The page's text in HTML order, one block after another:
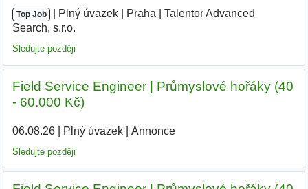
Top Job Plný úvazek Praha
Talentor Advanced
Search, s.r.o.
Sledujte později
Field Service Engineer | Průmyslové hořáky (40
- 60.000 Kč)
06.08.26| Plný úvazek| Annonce
Sledujte později